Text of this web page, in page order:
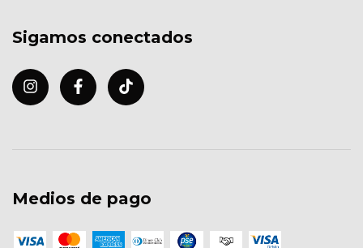
Sigamos conectados
Medios de pago